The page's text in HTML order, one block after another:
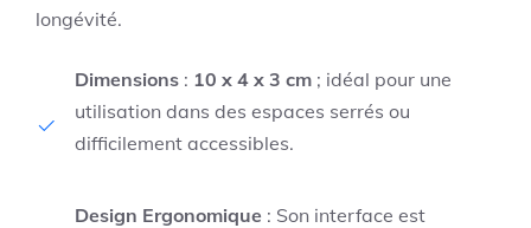
longévité.
Dimensions : 10 x 4 x 3 cm ; idéal pour une
utilisation dans des espaces serrés ou
difficilement accessibles.
Design Ergonomique : Son interface est